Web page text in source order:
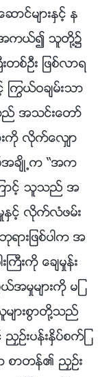
ာင္မ်ားႏွင့္ န
အကယ္၍ သူတို႔၌
တစ္ဦး ျဖစ္လာရ
ကြယ္ဝခ်မ္းသာ
သည္ အသင္းေတာ္
မ်ားကို လိုက္ေလွ်ာ
အခ်ိဳ႕က “အက
ာင့္ သူသည္ အ
ႈႏွင့္ လိုက္လံဖမ္း
းျဖစ္ပါက အ
းကို ေခ်မႈန္း
မႈမ်ားကို မျ
ားစြာတို႔သည္
ႇဥ္းပန္းႏွိပ္စက္ျ
ာတန္၏ ညႇဥ္း